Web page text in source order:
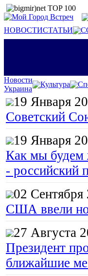
НОВОСТИСТАТЬИ
Новости
Украина
Культура
19 Января
Советский
19 Января
Как мы будем
- российский
02 Сентября
США ввели
27 Августа
Президент
ближайшие